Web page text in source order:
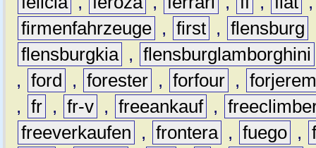
firmenfahrzeuge , first , flensburg
flensburgkia , flensburglamborghini
, ford , forester , forfour ,
, fr , fr-v , freeankauf ,
freeverkaufen
, frontera , fuego ,